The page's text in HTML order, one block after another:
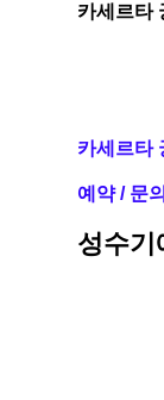
카세르타
카세르타
예약 / 문의
성수기